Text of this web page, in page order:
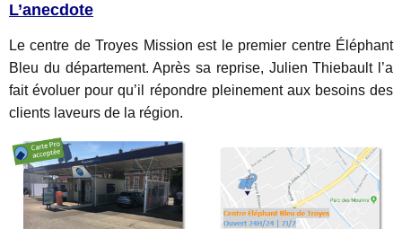
L’anecdote
Le centre de Troyes Mission est le premier centre Éléphant
Bleu du département. Après sa reprise, Julien Thiebault l’a
fait évoluer pour qu’il répondre pleinement aux besoins des
clients laveurs de la région.